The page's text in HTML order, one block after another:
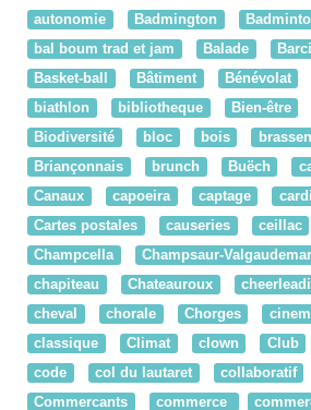
autonomie
Badmington
bal boum trad et jam
Balade
Basket-ball
Bâtiment Bénévolat
biathlon
bibliotheque Bien-être
Biodiversité
bloc bois
Briançonnais
brunch Buëch
Canaux
capoeira captage
Cartes postales
causeries ceillac
Champcella
Champsaur-Valgaudemar
chapiteau
Chateauroux
cheval
chorale Chorges
classique
Climat clown Club
code
col du lautaret collaboratif
Commercants
commerce